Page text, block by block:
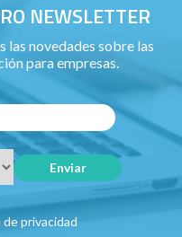
NEWSLETTER
las novedades sobre las
para empresas.
privacidad